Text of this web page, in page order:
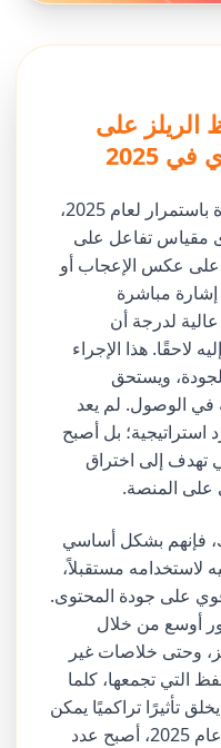
الريلز على
2025
في خوارزمية إنستغرام المتطورة باستمرار لعام 2025،
مقياس تفاعل على
على عكس الإعجاب أو
إشارة مباشرة
لدرجة أن
لاحقًا. هذا الإجراء
ويستحق
في الوصول. لم يعد
استراتيجية؛ بل أصبح
تهدف إلى اختراق
المنصة.
فإنهم بشكل أساسي
لاستخدامه مستقبلاً،
على جودة المحتوى.
أوسع من خلال
وحتى خلاصات غير
التي تجمعها، كلما
تأثيرًا تراكميًا يمكن
أن يؤدي إلى نجاح فيروسي. في عام 2025، أصبح عدد